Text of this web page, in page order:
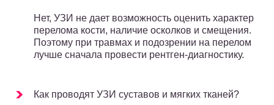
Нет, УЗИ не дает возможность оценить характер
перелома кости, наличие осколков и смещения.
Поэтому при травмах и подозрении на перелом
лучше сначала провести рентген-диагностику.
Как проводят УЗИ суставов и мягких тканей?